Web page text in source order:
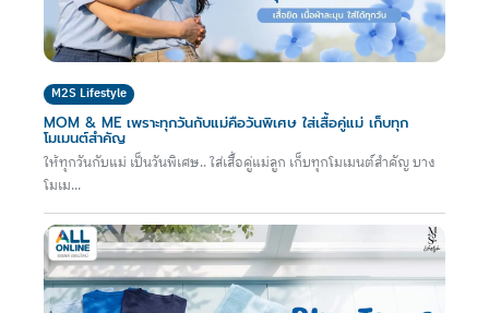
M2S Lifestyle
MOM & ME เพราะทุกวันกับแม่คือวันพิเศษ ใส่เสื้อคู่แม่ เก็บทุก
โมเมนต์สำคัญ
ให้ทุกวันกับแม่ เป็นวันพิเศษ.. ใส่เสื้อคู่แม่ลูก เก็บทุกโมเมนต์สำคัญ บาง
โมเม...